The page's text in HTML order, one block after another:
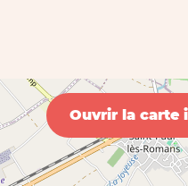
Ouvrir la carte